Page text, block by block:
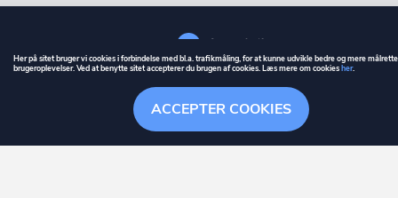
Søgehistorik Menu
GUIDE BETINGELSER
er et registreret varemærke tilhørende ownr ApS – CVR nr.: 36 40 88
Stationsparken 26. 2., 2600 Glostrup, info@ownr.dk
ACCEPTER COOKIES
Her på sitet bruger vi cookies i forbindelse med bl.a. trafikmåling, for at kunne udvikle bedre og mere
brugeroplevelser. Ved at benytte sitet accepterer du brugen af cookies. Læs mere om cookiesher.